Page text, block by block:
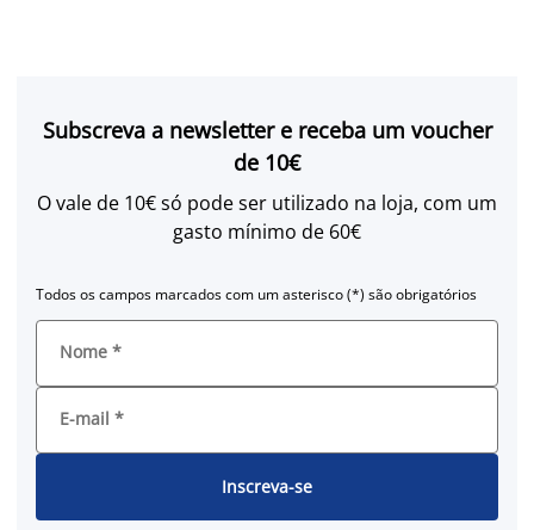
Subscreva a newsletter e receba um voucher
de 10€
O vale de 10€ só pode ser utilizado na loja, com um
gasto mínimo de 60€
Todos os campos marcados com um asterisco (*) são obrigatórios
Nome *
E-mail *
Inscreva-se